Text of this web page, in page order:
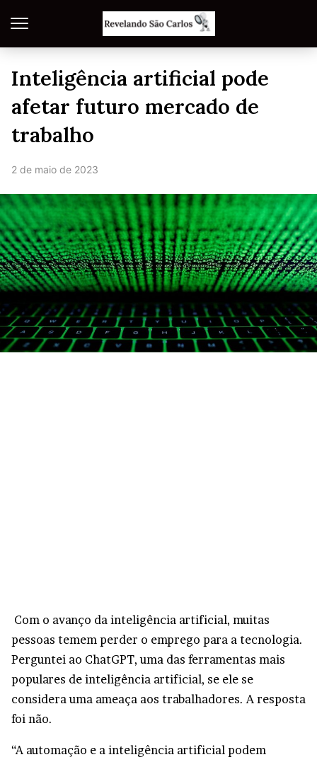
Inteligência artificial pode
afetar futuro mercado de
trabalho
2 de maio de 2023
Com o avanço da inteligência artificial, muitas
pessoas temem perder o emprego para a tecnologia.
Perguntei ao ChatGPT, uma das ferramentas mais
populares de inteligência artificial, se ele se
considera uma ameaça aos trabalhadores. A resposta
foi não.
“A automação e a inteligência artificial podem